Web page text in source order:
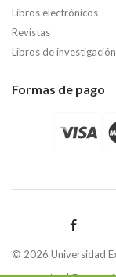
Libros electrónicos
Revistas
Libros de investigación
Formas de pago
© 2026 Universidad